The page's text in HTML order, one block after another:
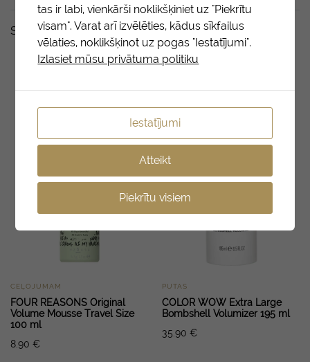
Saistītie produkti
CEĻOJUMAM
FOUR REASONS Original
Volume Mousse Travel Size
100 ml
8.90 €
LASĪT
PUTAS
COLOR WOW Extra Large
Bombshell Volumizer 195 ml
35.90 €
tas ir labi, vienkārši noklikšķiniet uz "Piekrītu
visam". Varat arī izvēlēties, kādus sīkfailus
vēlaties, noklikšķinot uz pogas "Iestatījumi".
Izlasiet mūsu privātuma politiku
Iestatījumi
Atteikt
Piekrītu visiem